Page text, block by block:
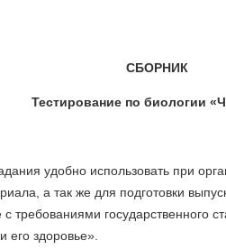
СБОРНИК
Тестирование по биологии
удобно использовать при
а так же для подготовки
с требованиями государственного
его здоровье».